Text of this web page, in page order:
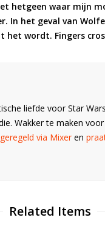
hetgeen waar mijn
In het geval van
het wordt. Fingers
liefde voor Star
Wakker te maken
via Mixeren
Related Items